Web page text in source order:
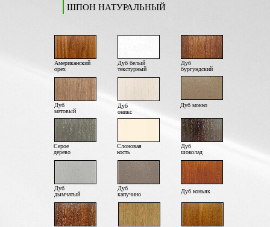
ШПОН НАТУРАЛЬНЫЙ
Дуб мокко
Дуб
оникс
Дуб
матовый
Американский
орех
Серое
дерево
Слоновая
кость
Дуб
шоколад
Дуб белый
текстурный
Дуб
бургундский
Дуб
дымчатый
Дуб
капучино Дуб коньяк